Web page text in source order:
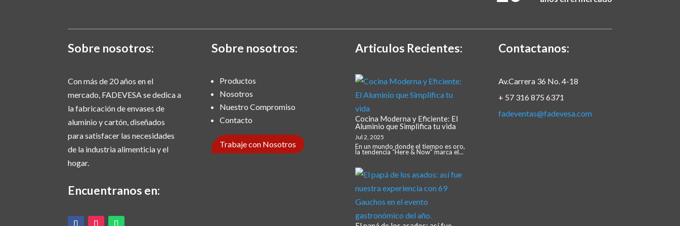
Sobre nosotros:
Con más de 20 años en el
mercado, FADEVESA se dedica a
la fabricación de envases de
aluminio y cartón, diseñados
para satisfacer las necesidades
de la industria alimenticia y el
hogar.
Encuentranos en:
Sobre nosotros:
Productos
Nosotros
Nuestro Compromiso
Contacto
Trabaje con Nosotros
Articulos Recientes:
Cocina Moderna y Eficiente: El
Aluminio que Simplifica tu vida
Jul 2, 2025
En un mundo donde el tiempo es oro,
la tendencia “Here & Now” marca el...
Contactanos:
Av.Carrera 36 No. 4-18
+ 57 316 875 6371
fadeventas@fadevesa.com